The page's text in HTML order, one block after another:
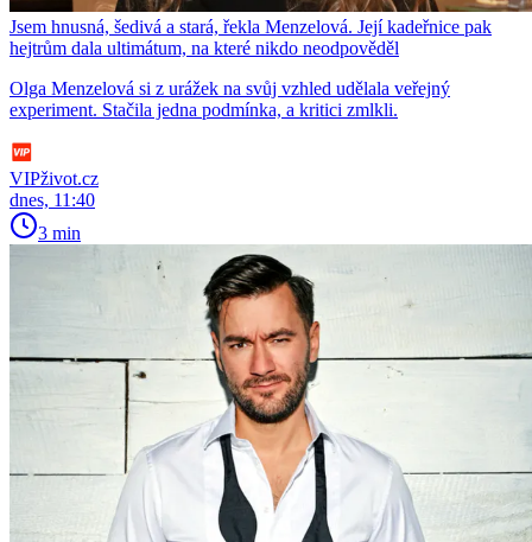
Jsem hnusná, šedivá a stará, řekla Menzelová. Její kadeřnice pak
hejtrům dala ultimátum, na které nikdo neodpověděl
Olga Menzelová si z urážek na svůj vzhled udělala veřejný
experiment. Stačila jedna podmínka, a kritici zmlkli.
VIPživot.cz
dnes, 11:40
3 min